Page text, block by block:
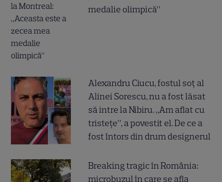
medalie olimpică”
Alexandru Ciucu, fostul soț al
Alinei Sorescu, nu a fost lăsat
să intre la Nibiru. „Am aflat cu
tristețe”, a povestit el. De ce a
fost întors din drum designerul
Breaking tragic în România:
microbuzul în care se afla